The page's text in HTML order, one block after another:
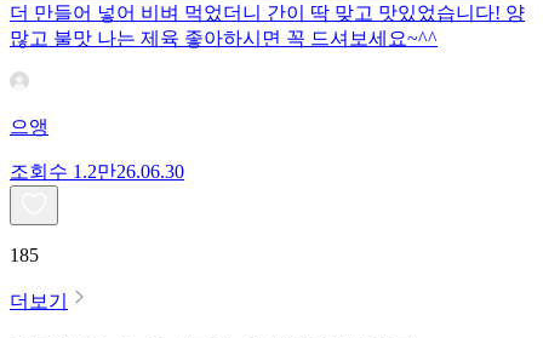
더 만들어 넣어 비벼 먹었더니 간이 딱 맞고 맛있었습니다! 양
많고 불맛 나는 제육 좋아하시면 꼭 드셔보세요~^^
으앵
조회수 1.2만26.06.30
185
더보기